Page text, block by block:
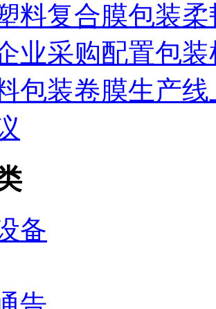
料复合膜包装
业采购配置包
包装卷膜生产
备